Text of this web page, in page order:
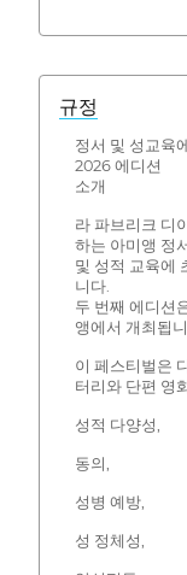
규정
정서 및 성교육
2026 에디션
소개
라 파브리크
하는 아미앵 정
및 성적 교육에
니다.
두 번째 에디션
앵에서 개최됩
이 페스티벌은
터리와 단편 영
성적 다양성,
동의,
성병 예방,
성 정체성,